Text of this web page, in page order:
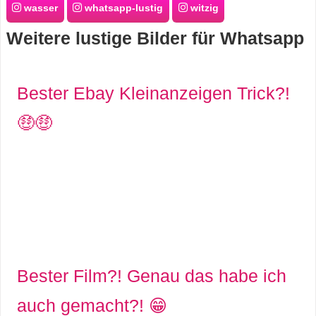
s
wasser whatsapp-lustig witzig
Weitere lustige Bilder für Whatsapp
Bester Ebay Kleinanzeigen Trick?!
🤑🤑
Bester Film?! Genau das habe ich
auch gemacht?! 😁